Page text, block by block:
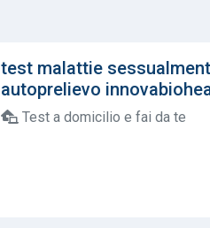
test malattie
autoprelievo
Test a domicilio e fai da te